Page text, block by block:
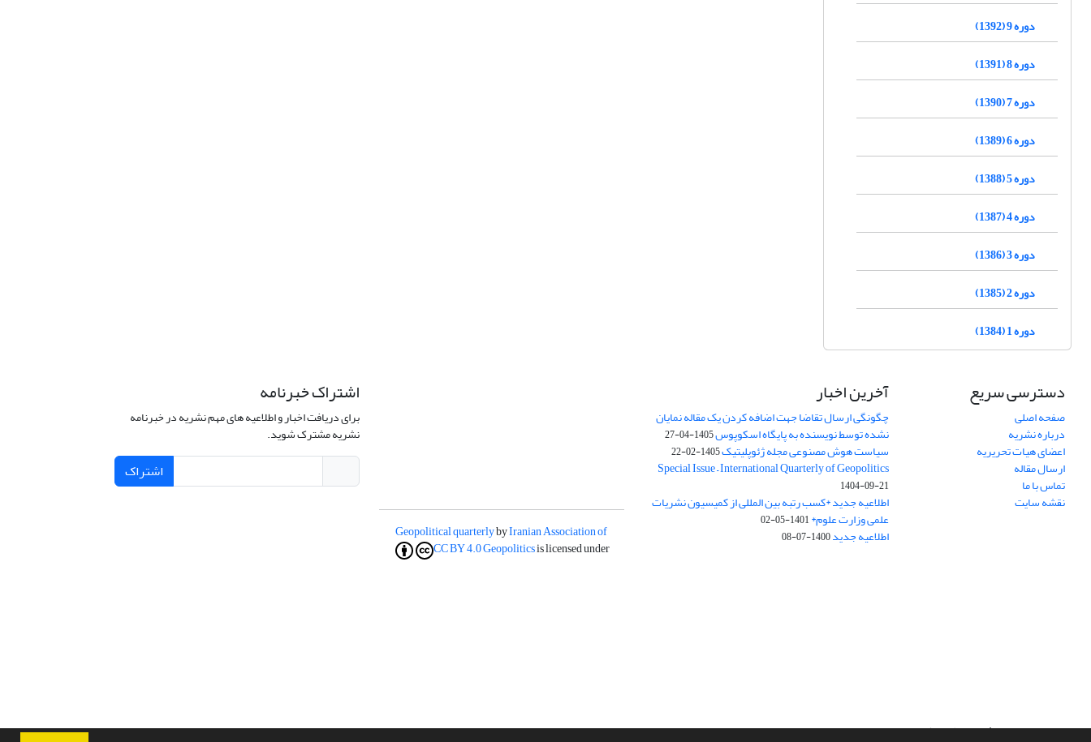
دوره 9 (1392)
دوره 8 (1391)
دوره 7 (1390)
دوره 6 (1389)
دوره 5 (1388)
دوره 4 (1387)
دوره 3 (1386)
دوره 2 (1385)
دوره 1 (1384)
دسترسی سریع
صفحه اصلی
درباره نشریه
اعضای هیات تحریریه
ارسال مقاله
تماس با ما
نقشه سایت
آخرین اخبار
چگونگی ارسال تقاضا جهت اضافه کردن یک مقاله نمایان
نشده توسط نویسنده به پایگاه اسکوپوس1405-04-27
سیاست هوش مصنوعی مجله ژئوپلیتیک1405-02-22
Special Issue – International Quarterly of Geopolitics
1404-09-21
اطلاعیه جدید *کسب رتبه بین المللی از کمیسیون نشریات
علمی وزارت علوم*1401-05-02
اطلاعیه جدید1400-07-08
Geopolitical quarterlybyIranian Association of
Geopoliticsis licensed under
CC BY 4.0
اشتراک خبرنامه
برای دریافت اخبار و اطلاعیه های مهم نشریه در خبرنامه
نشریه مشترک شوید.
اشتراک
سامانه مدیریت نشریات علمی.طراحی و پیاده سازی ازسیناوب